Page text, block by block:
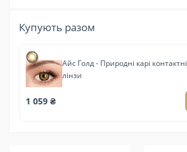
Купують разом
Айс Голд - Природні карі контактні
лінзи
1 059 ₴